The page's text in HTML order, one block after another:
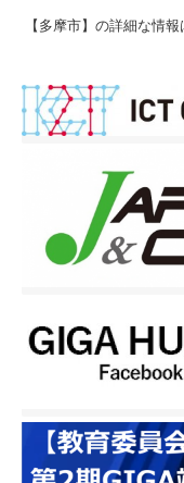
【多摩市】の詳細な情報